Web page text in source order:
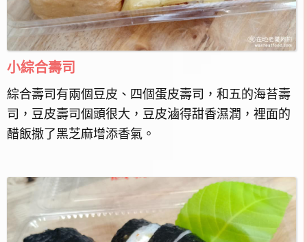
小綜合壽司
綜合壽司有兩個豆皮、四個蛋皮壽司，和五的海苔壽
司，豆皮壽司個頭很大，豆皮滷得甜香濕潤，裡面的
醋飯撒了黑芝麻增添香氣。